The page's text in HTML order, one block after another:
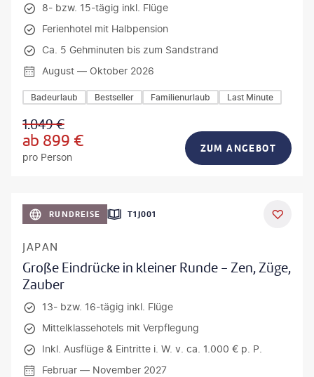
8- bzw. 15-tägig inkl. Flüge
Ferienhotel mit Halbpension
Ca. 5 Gehminuten bis zum Sandstrand
August — Oktober 2026
Badeurlaub Bestseller Familienurlaub Last Minute
1.049€
ab 899 €
pro Person
ZUM ANGEBOT
RUNDREISE T1J001
JAPAN
Große Eindrücke in kleiner Runde - Zen, Züge,
Zauber
13- bzw. 16-tägig inkl. Flüge
Mittelklassehotels mit Verpflegung
Inkl. Ausflüge & Eintritte i. W. v. ca. 1.000 € p. P.
Februar — November 2027